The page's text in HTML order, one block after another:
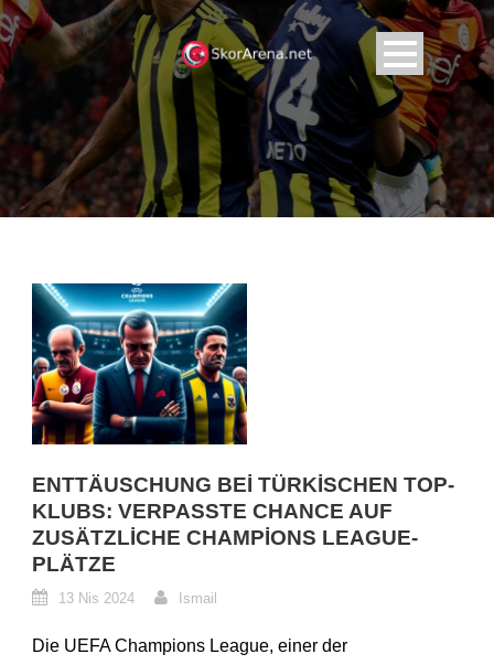
ENTTÄUSCHUNG BEI TÜRKISCHEN TOP-
KLUBS: VERPASSTE CHANCE AUF
ZUSÄTZLICHE CHAMPIONS LEAGUE-
PLÄTZE
13 Nis 2024 Ismail
Die UEFA Champions League, einer der